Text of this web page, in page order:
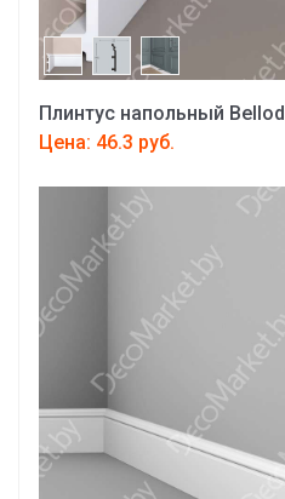
Плинтус напольный
Цена: 46.3 руб.